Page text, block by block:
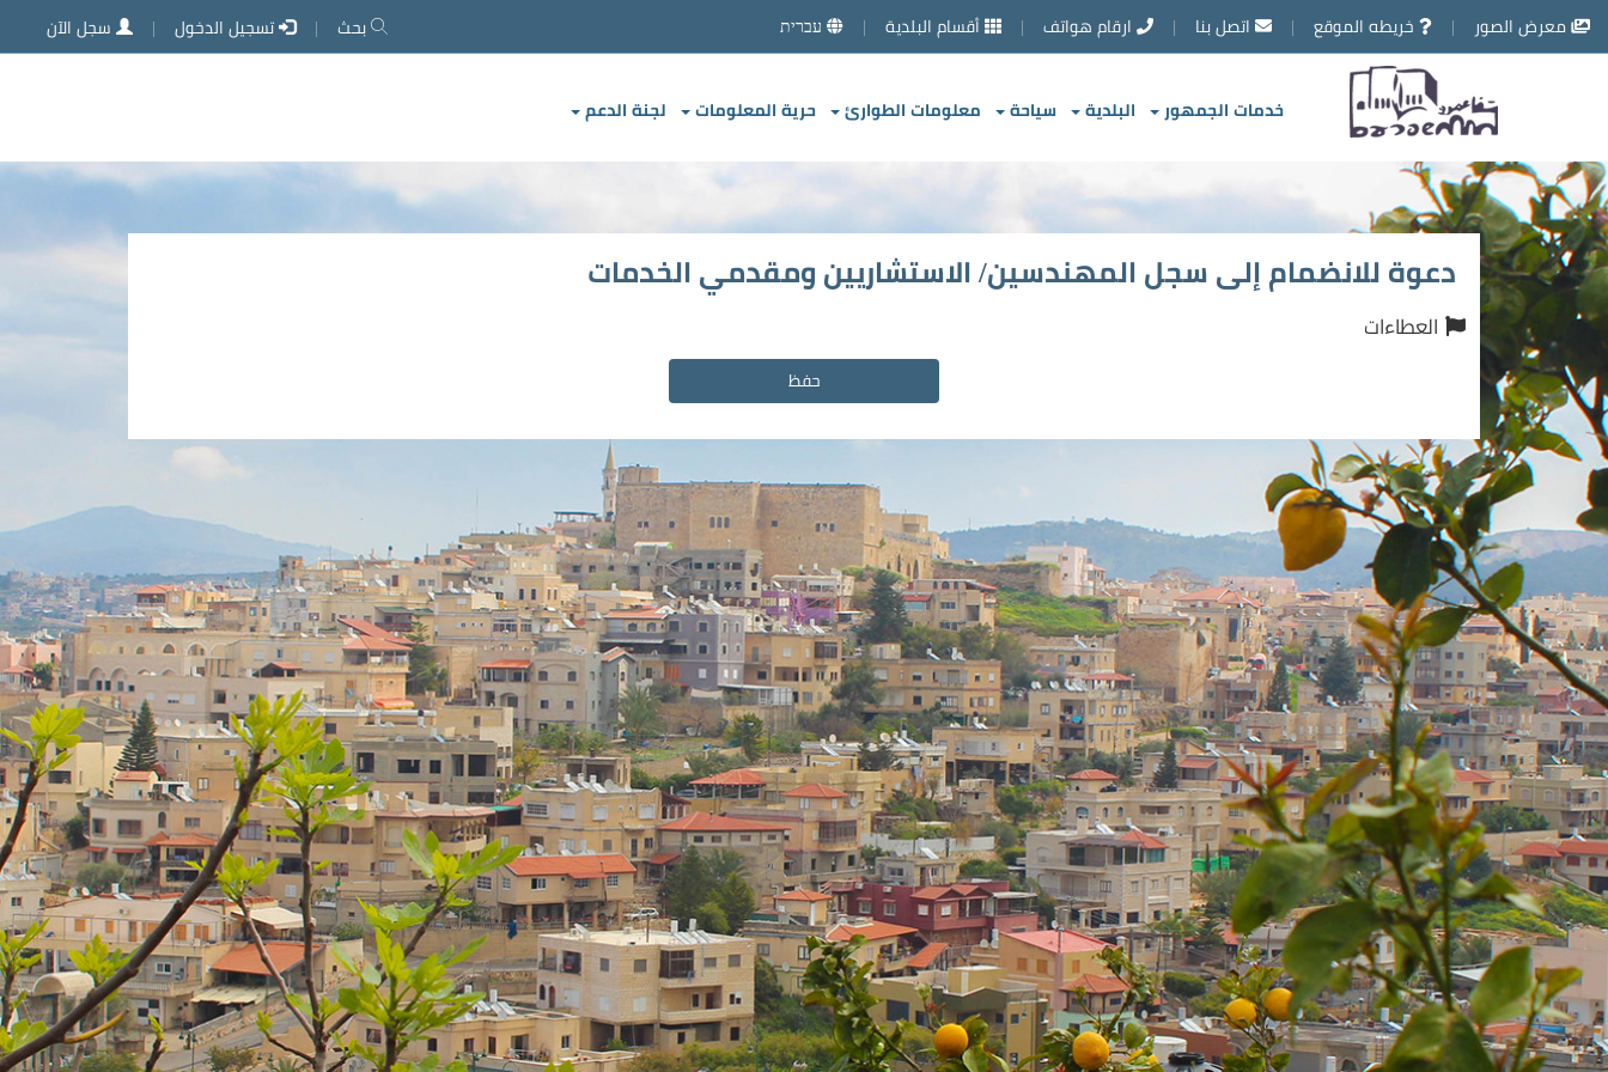
تخطي
إلى
محتوى
معرض الصور خريطه الموقع اتصل بنا ارقام هواتف أقسام البلدية עברית بحث تسجيل الدخول سجل الآن
خدمات الجمهور البلدية سياحة معلومات الطوارئ حرية المعلومات لجنة الدعم
دعوة للانضمام إلى سجل المهندسين/ الاستشاريين ومقدمي الخدمات
العطاءات
حفظ